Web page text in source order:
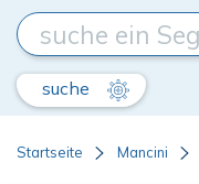
suche
Startseite Mancini